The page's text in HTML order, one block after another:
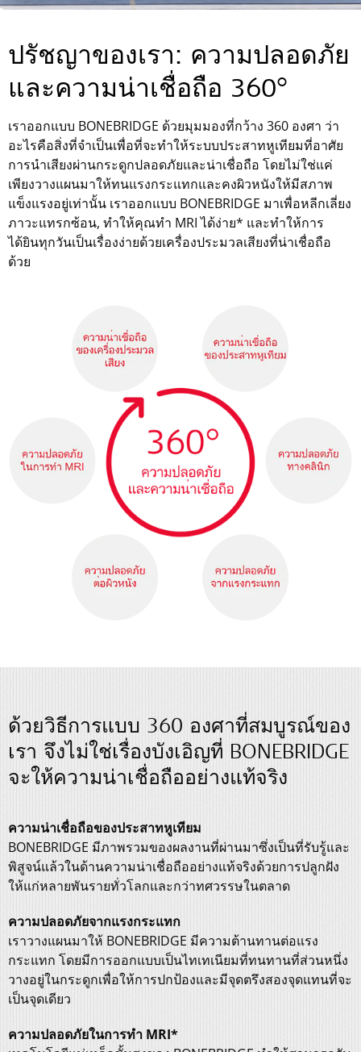
ปรัชญาของเรา: ความปลอดภัย
และความน่าเชื่อถือ 360°
เราออกแบบ BONEBRIDGE ด้วยมุมมองที่กว้าง 360 องศา ว่า
อะไรคือสิ่งที่จำเป็นเพื่อที่จะทำให้ระบบประสาทหูเทียมที่อาศัย
การนำเสียงผ่านกระดูกปลอดภัยและน่าเชื่อถือ โดยไม่ใช่แค่
เพียงวางแผนมาให้ทนแรงกระแทกและคงผิวหนังให้มีสภาพ
แข็งแรงอยู่เท่านั้น เราออกแบบ BONEBRIDGE มาเพื่อหลีกเลี่ยง
ภาวะแทรกซ้อน, ทำให้คุณทำ MRI ได้ง่าย* และทำให้การ
ได้ยินทุกวันเป็นเรื่องง่ายด้วยเครื่องประมวลเสียงที่น่าเชื่อถือ
ด้วย
ด้วยวิธีการแบบ 360 องศาที่สมบูรณ์ของ
เรา จึงไม่ใช่เรื่องบังเอิญที่ BONEBRIDGE
จะให้ความน่าเชื่อถืออย่างแท้จริง
ความน่าเชื่อถือของประสาทหูเทียม
BONEBRIDGE มีภาพรวมของผลงานที่ผ่านมาซึ่งเป็นที่รับรู้และ
พิสูจน์แล้วในด้านความน่าเชื่อถืออย่างแท้จริงด้วยการปลูกฝัง
ให้แก่หลายพันรายทั่วโลกและกว่าทศวรรษในตลาด
ความปลอดภัยจากแรงกระแทก
เราวางแผนมาให้ BONEBRIDGE มีความต้านทานต่อแรง
กระแทก โดยมีการออกแบบเป็นไทเทเนียมที่ทนทานที่ส่วนหนึ่ง
วางอยู่ในกระดูกเพื่อให้การปกป้องและมีจุดตรึงสองจุดแทนที่จะ
เป็นจุดเดียว
ความปลอดภัยในการทำ MRI*